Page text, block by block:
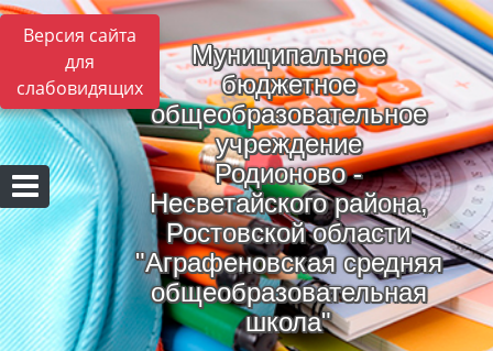
Версия сайта
для
слабовидящих
Муниципальное
бюджетное
общеобразовательное
учреждение
Родионово -
Несветайского района,
Ростовской области
"Аграфеновская средняя
общеобразовательная
школа"